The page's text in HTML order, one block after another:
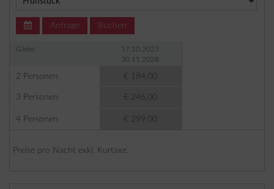
Anfrage Buchen
Gäste
2 Personen
3 Personen
4 Personen
17.10.2023
30.11.2028
€ 184,00
€ 246,00
€ 299,00
Preise pro Nacht exkl. Kurtaxe.